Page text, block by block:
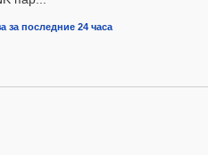
за последние 24 часа